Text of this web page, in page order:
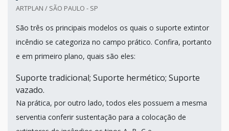
ARTPLAN / SÃO PAULO - SP
São três os principais modelos os quais o suporte extintor
incêndio se categoriza no campo prático. Confira, portanto
e em primeiro plano, quais são eles:
Suporte tradicional; Suporte hermético; Suporte
vazado.
Na prática, por outro lado, todos eles possuem a mesma
serventia conferir sustentação para a colocação de